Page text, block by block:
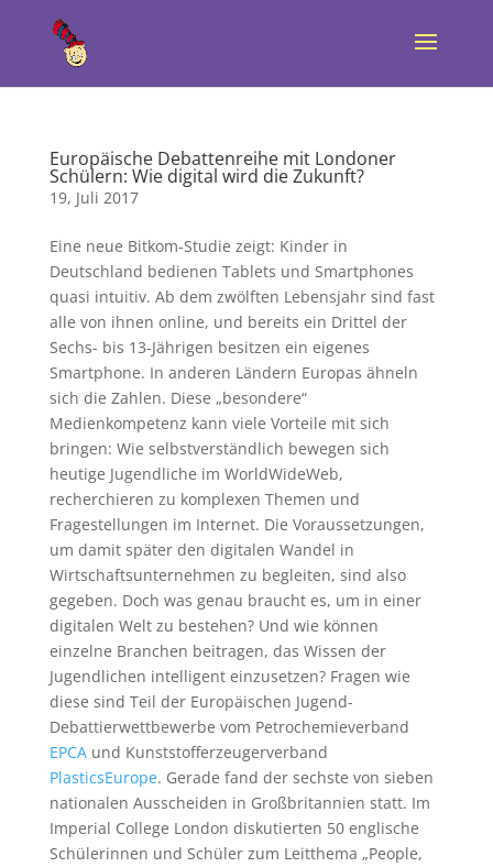
Europäische Debattenreihe mit Londoner
Schülern: Wie digital wird die Zukunft?
19, Juli 2017
Eine neue Bitkom-Studie zeigt: Kinder in
Deutschland bedienen Tablets und Smartphones
quasi intuitiv. Ab dem zwölften Lebensjahr sind fast
alle von ihnen online, und bereits ein Drittel der
Sechs- bis 13-Jährigen besitzen ein eigenes
Smartphone. In anderen Ländern Europas ähneln
sich die Zahlen. Diese „besondere“
Medienkompetenz kann viele Vorteile mit sich
bringen: Wie selbstverständlich bewegen sich
heutige Jugendliche im WorldWideWeb,
recherchieren zu komplexen Themen und
Fragestellungen im Internet. Die Voraussetzungen,
um damit später den digitalen Wandel in
Wirtschaftsunternehmen zu begleiten, sind also
gegeben. Doch was genau braucht es, um in einer
digitalen Welt zu bestehen? Und wie können
einzelne Branchen beitragen, das Wissen der
Jugendlichen intelligent einzusetzen? Fragen wie
diese sind Teil der Europäischen Jugend-
Debattierwettbewerbe vom Petrochemieverband
EPCAund Kunststofferzeugerverband
PlasticsEurope. Gerade fand der sechste von sieben
nationalen Ausscheiden in Großbritannien statt. Im
Imperial College London diskutierten 50 englische
Schülerinnen und Schüler zum Leitthema „People,